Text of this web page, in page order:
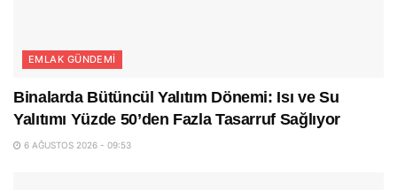
EMLAK GÜNDEMI
Binalarda Bütüncül Yalıtım Dönemi: Isı ve Su
Yalıtımı Yüzde 50’den Fazla Tasarruf Sağlıyor
6 AĞUSTOS 2026 - 09:53